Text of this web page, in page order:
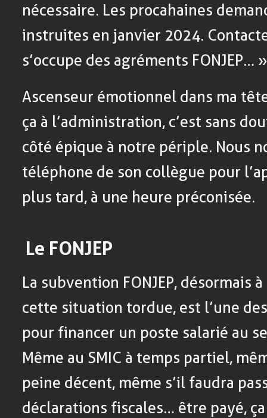
nécessaire. Les procahaines
instruites en janvier 2024.
s’occupe des agréments FONJEP…
Ascenseur émotionnel dans ma
ça à l’administration, c’est sans
côté épique à notre périple. Nous
téléphone de son collègue pour
plus tard, à une heure préconisée.
Le FONJEP
La subvention FONJEP, désormais
cette situation tordue, est l’une
pour financer un poste salarié au
Même au SMIC à temps partiel,
peine décent, même s’il faudra
déclarations fiscales… être payé,